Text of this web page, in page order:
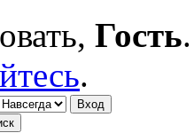
Гость
.